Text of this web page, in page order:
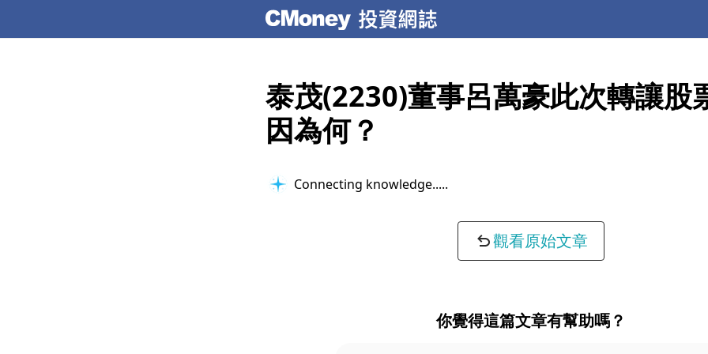
泰茂(2230)董事呂萬豪此次轉讓股
因為何？
Connecting knowledge...
觀看原始文章
你覺得這篇文章有幫助嗎？